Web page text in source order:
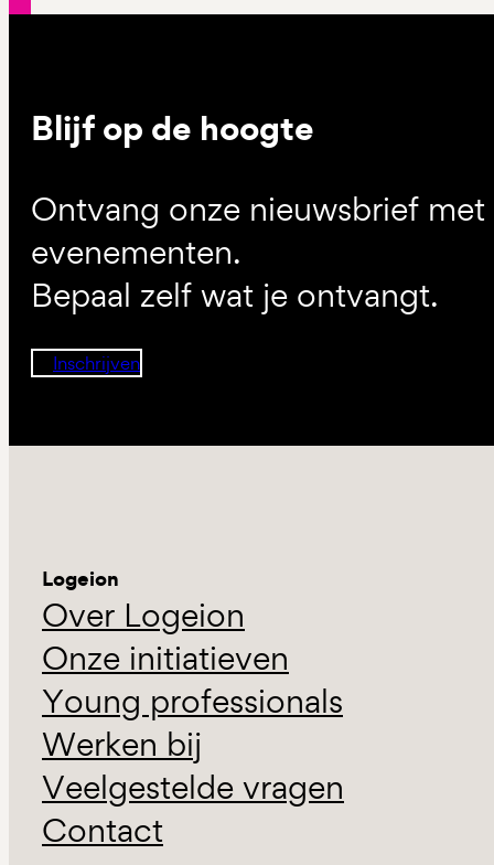
Blijf op de hoogte
Ontvang onze nieuwsbrief
evenementen.
Bepaal zelf wat je ontvangt.
Inschrijven
Logeion
Over Logeion
Onze initiatieven
Young professionals
Werken bij
Veelgestelde vragen
Contact